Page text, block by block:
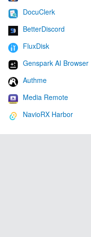
DocuClerk
BetterDiscord
FluxDisk
Genspark AI Browser
Authme
Media Remote
NavioRX Harbor